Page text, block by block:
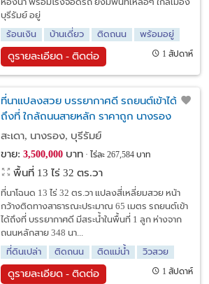
ห้องน้ำ พร้อมโรงจอดรถ ยังมีพื้นที่เหลือๆ ใกล้เมือง
บุรีรัมย์ อยู่
ร้อนเงิน
บ้านเดี่ยว ติดถนน พร้อมอยู่
ดูรายละเอียด - ติดต่อ 1 สัปดาห์
ที่นาแปลงสวย บรรยากาศดี รถยนต์เข้าได้
ถึงที่ ใกล้ถนนสายหลัก ราคาถูก นางรอง
บุรีรัมย์
สะเดา, นางรอง, บุรีรัมย์
ขาย: 3,500,000บาท ไร่ละ 267,584 บาท
พื้นที่ 13 ไร่ 32 ตร.วา
ที่นาโฉนด 13 ไร่ 32 ตร.วา แปลงสี่เหลี่ยมสวย หน้า
กว้างติดทางสาธารณะประมาณ 65 เมตร รถยนต์เข้า
ได้ถึงที่ บรรยากาศดี มีสระน้ำในพื้นที่ 1 ลูก ห่างจาก
ถนนหลักสาย 348 นา...
ที่ดินเปล่า
ติดถนน ติดแม่น้ำ วิวสวย
ดูรายละเอียด - ติดต่อ 1 สัปดาห์